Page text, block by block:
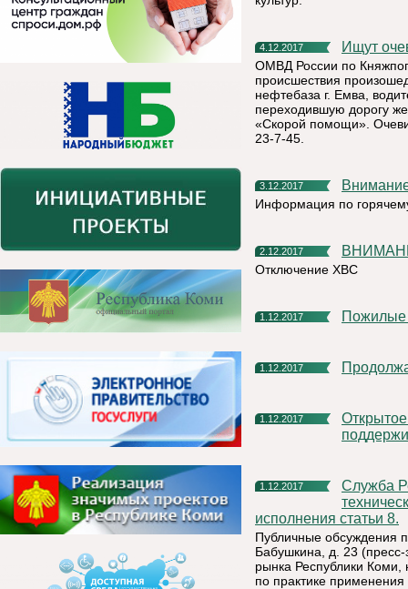
4.12.2017 Ищут
ОМВД России по
происшествия
нефтебаза г. Емва,
переходившую дорогу
«Скорой помощи».
23-7-45.
3.12.2017
Информация по
2.12.2017
Отключение ХВС
1.12.2017
1.12.2017
1.12.2017
Открытое голосование "Комиинформ": идею референдума
1.12.2017
Служба Республики Коми строительного, жилищного и
исполнения статьи 8.
Публичные обсуждения
Бабушкина, д. 23 (пресс-
рынка Республики Коми,
по практике